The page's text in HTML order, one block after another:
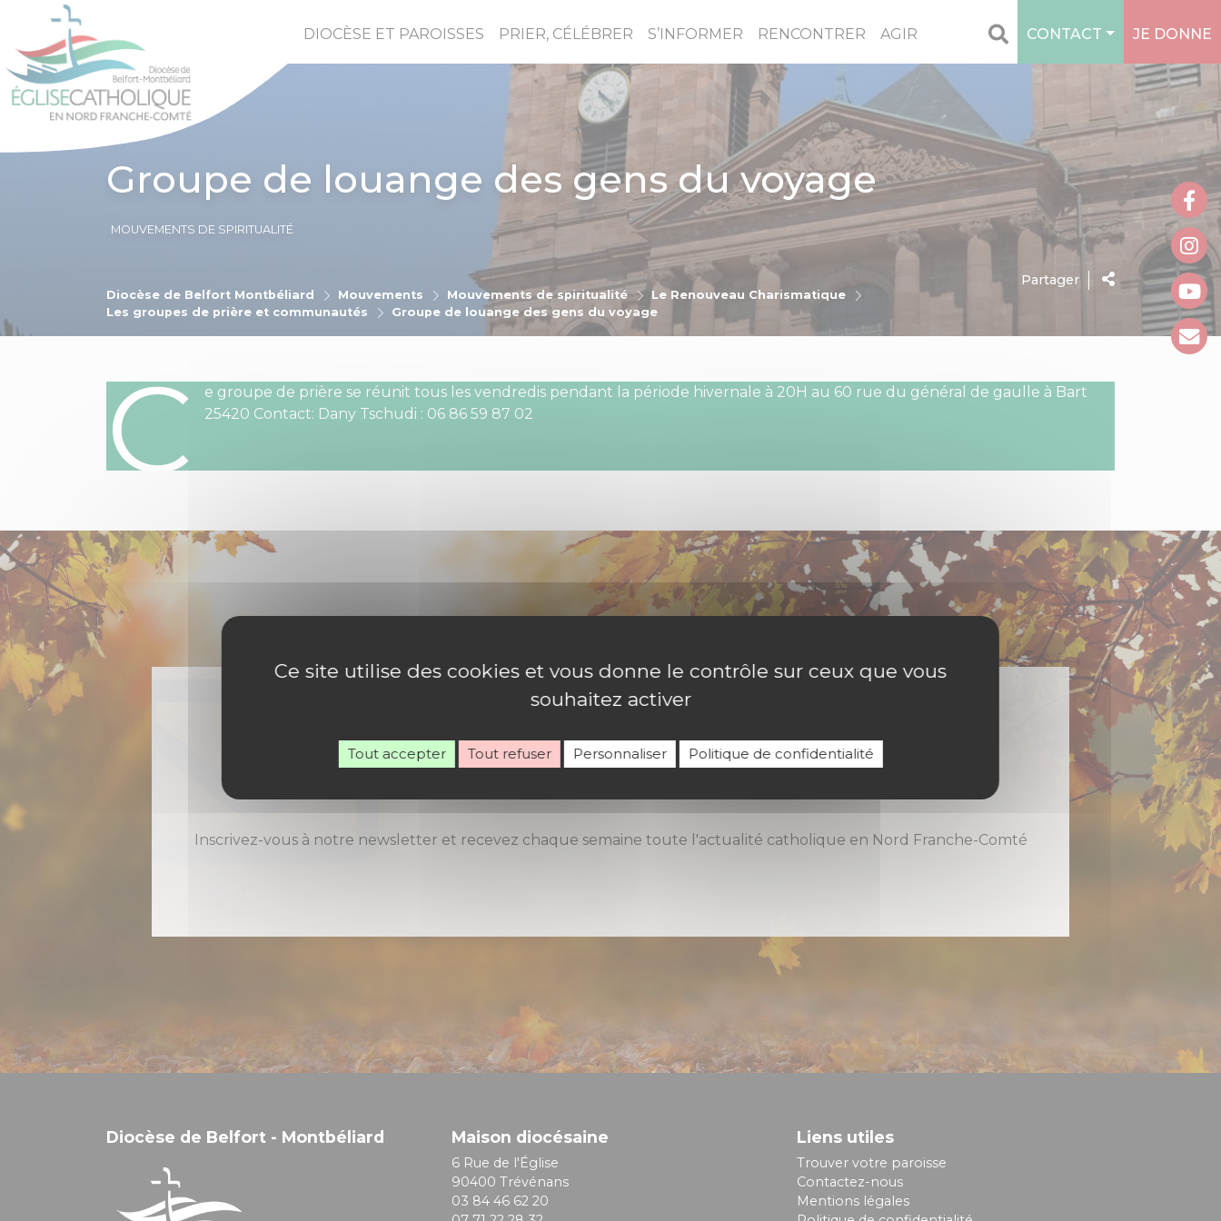
DIOCÈSE ET PAROISSES PRIER, CÉLÉBRER S’INFORMER RENCONTRER AGIR CONTACT JE DONNE
Groupe de louange des gens du voyage
MOUVEMENTS DE SPIRITUALITÉ
Partager
Diocèse de Belfort Montbéliard Mouvements Mouvements de spiritualité
Le Renouveau Charismatique
Les groupes de prière et communautés
Groupe de louange des gens du voyage
C
e groupe de prière se réunit tous les vendredis pendant la période hivernale à 20H au 60 rue du général de gaulle à Bart
25420 Contact: Dany Tschudi : 06 86 59 87 02
Rejoignez-nous
Inscrivez-vous à notre newsletter et recevez chaque semaine toute l'actualité catholique en Nord Franche-Comté
Diocèse de Belfort - Montbéliard Maison diocésaine
6 Rue de l'Église
90400 Trévénans
03 84 46 62 20
Liens utiles
Trouver votre paroisse
Contactez-nous
Mentions légales
Ce site utilise des cookies et vous donne le contrôle sur ceux que vous
souhaitez activer
Tout accepter Tout refuser Personnaliser Politique de confidentialité